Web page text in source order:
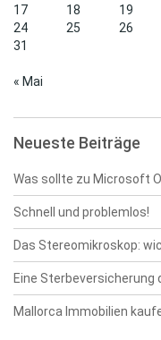
17
18 19
24
25 26
31
« Mai
Neueste Beiträge
Was sollte zu Microsoft
Schnell und problemlos!
Das Stereomikroskop:
Eine Sterbeversicherung
Mallorca Immobilien